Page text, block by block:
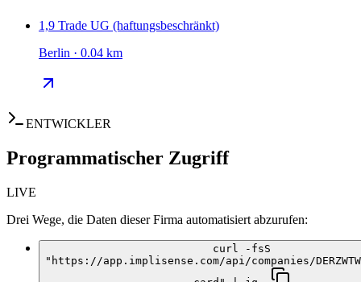
1,9 Trade UG (haftungsbeschränkt)
Berlin · 0.04 km
ENTWICKLER
Programmatischer Zugriff
LIVE
Drei Wege, die Daten dieser Firma automatisiert abzurufen:
curl -fsS
"https://app.implisense.com/api/companies/